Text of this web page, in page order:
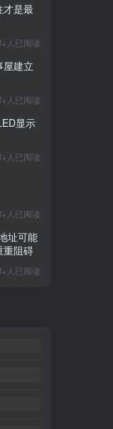
才是最
人已阅读
屋建立
人已阅读
显示
人已阅读
人已阅读
址可能
重阻碍
人已阅读